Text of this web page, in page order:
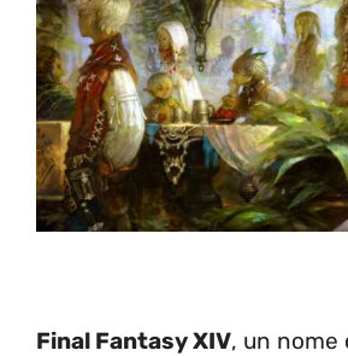
Final Fantasy XIV, un nome